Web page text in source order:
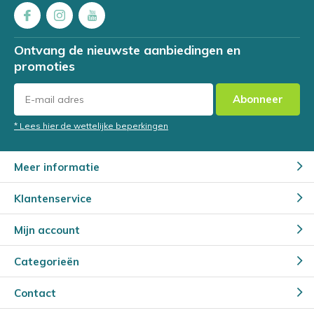
Ontvang de nieuwste aanbiedingen en
promoties
Abonneer
* Lees hier de wettelijke beperkingen
Meer informatie
Klantenservice
Mijn account
Categorieën
Contact